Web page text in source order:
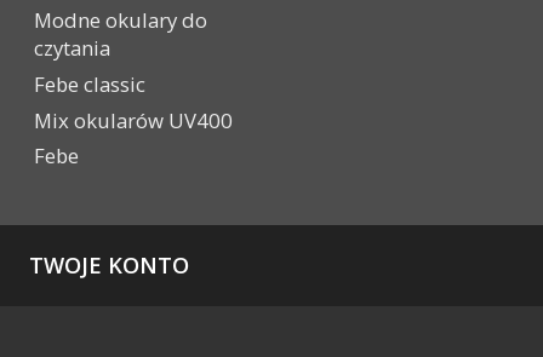
Modne okulary do
czytania
Febe classic
Mix okularów UV400
Febe
TWOJE KONTO